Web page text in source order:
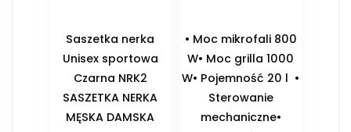
Saszetka nerka
Unisex sportowa
Czarna NRK2
SASZETKA NERKA
MĘSKA DAMSKA
• Moc mikrofali 800
W• Moc grilla 1000
W• Pojemność 20 l •
Sterowanie
mechaniczne•